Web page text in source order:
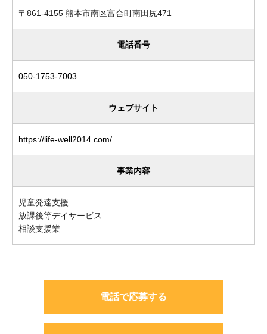
〒861-4155 熊本市南区富合町南田尻471
電話番号
050-1753-7003
ウェブサイト
https://life-well2014.com/
事業内容
児童発達支援
放課後等デイサービス
相談支援業
電話で応募する